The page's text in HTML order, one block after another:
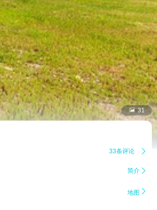
 31
33条评论 
简介 
地图 